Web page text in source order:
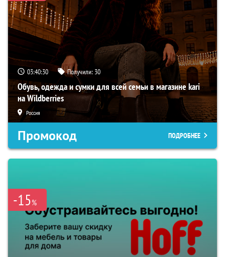
03:40:29 Получили: 30
Обувь, одежда и сумки для всей семьи в магазине kari
на Wildberries
Россия
Промокод ПОДРОБНЕЕ
-15%